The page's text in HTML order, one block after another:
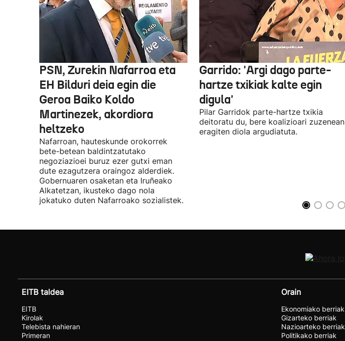
PSN, Zurekin Nafarroa eta
EH Bilduri deia egin die
Geroa Baiko Koldo
Martinezek, akordiora
heltzeko
Nafarroan, hauteskunde orokorrek
bete-betean baldintzatutako
negoziazioei buruz ezer gutxi eman
dute ezagutzera oraingoz alderdiek.
Gobernuaren osaketan eta Iruñeako
Alkatetzan, ikusteko dago nola
jokatuko duten Nafarroako sozialistek.
Garrido: 'Argi dago parte-
hartze txikiak kalte egin
digula'
Pilar Garridok parte-hartze txikia
deitoratu du, bere koalizioari zuzenean
eragiten diola argudiatuta.
EITB taldea
EITB
Kirolak
Telebista nahieran
Primeran
Orain
Ekonomiako berriak
Gizarteko berriak
Nazioarteko berriak
Politikako berriak